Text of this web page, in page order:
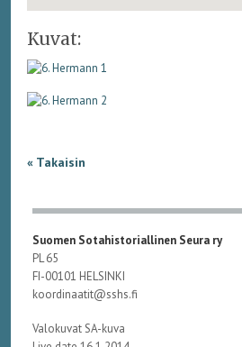
Kuvat:
« Takaisin
Suomen Sotahistoriallinen Seura ry
PL 65
FI-00101 HELSINKI
koordinaatit@sshs.fi
Valokuvat SA-kuva